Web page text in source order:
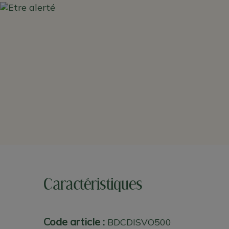
Caractéristiques
Code article : BDCDISVO500